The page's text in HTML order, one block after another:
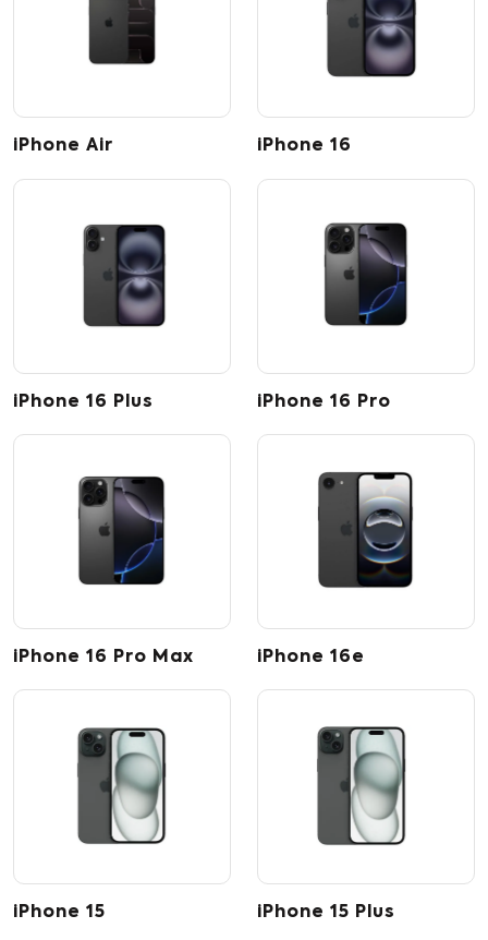
iPhone Air iPhone 16
iPhone 16 Plus iPhone 16 Pro
iPhone 16 Pro Max iPhone 16e
iPhone 15 iPhone 15 Plus